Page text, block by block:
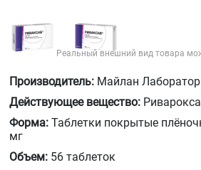
Реальный внешний вид товара
Производитель: Майлан
Действующее вещество:
Форма: Таблетки покрытые
мг
Объем: 56 таблеток